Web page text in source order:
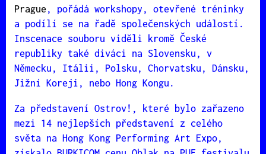
Prague , pořádá workshopy, otevřené tréninky
a podílí se na řadě společenských událostí.
Inscenace souboru viděli kromě České
republiky také diváci na Slovensku, v
Německu, Itálii, Polsku, Chorvatsku, Dánsku,
Jižní Koreji, nebo Hong Kongu.
Za představení Ostrov!, které bylo zařazeno
mezi 14 nejlepších představení z celého
světa na Hong Kong Performing Art Expo,